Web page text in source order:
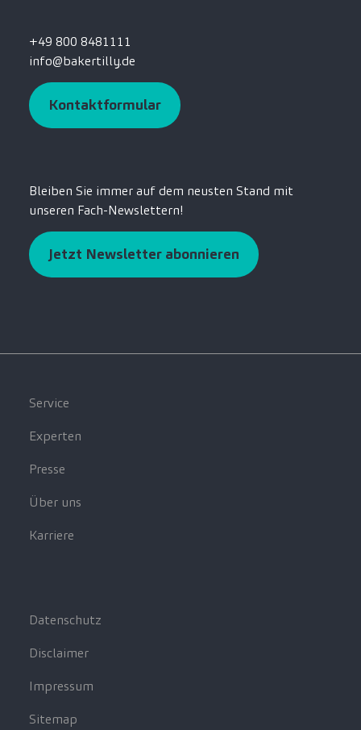
+49 800 8481111
info@bakertilly.de
Kontaktformular
Bleiben Sie immer auf dem neusten Stand mit
unseren Fach-Newslettern!
Jetzt Newsletter abonnieren
Service
Experten
Presse
Über uns
Karriere
Datenschutz
Disclaimer
Impressum
Sitemap